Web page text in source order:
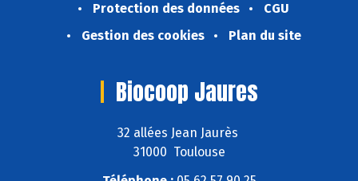
Protection des données
CGU
Gestion des cookies
Plan du site
Biocoop Jaures
32 allées Jean Jaurès
31000 Toulouse